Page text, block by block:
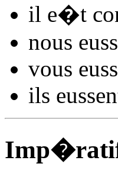
il e�t
nous
vous
ils